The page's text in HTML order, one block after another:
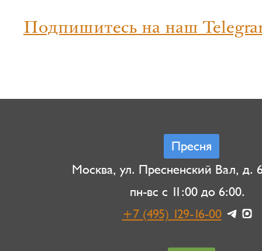
Подпишитесь на наш
Пресня
Москва, ул. Пресненский Вал, д.
пн-вс с 11:00 до 6:00.
+7 (495) 129-16-00